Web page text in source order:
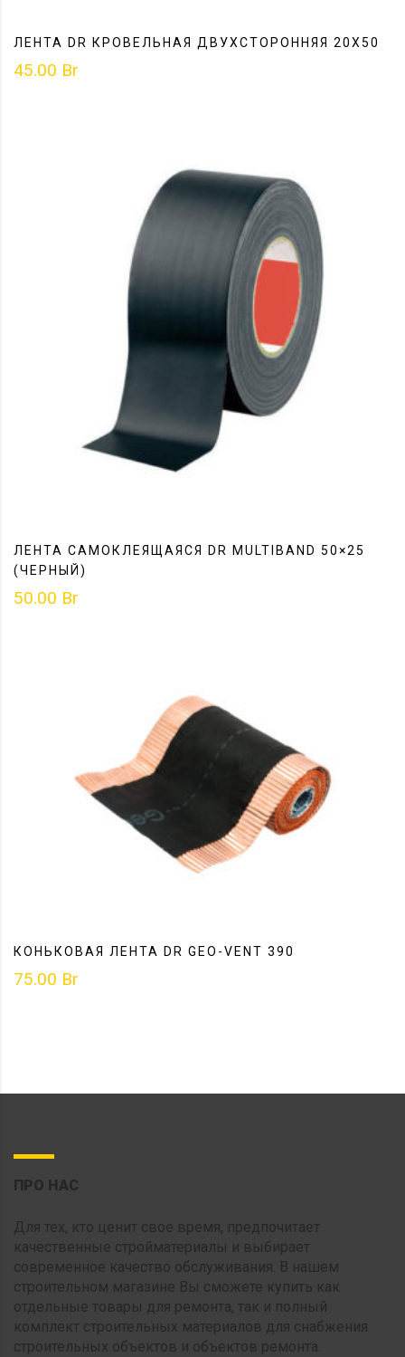
ЛЕНТА DR КРОВЕЛЬНАЯ ДВУХСТОРОННЯЯ 20Х50
45.00 Br
ЛЕНТА САМОКЛЕЯЩАЯСЯ DR MULTIBAND 50×25
(ЧЕРНЫЙ)
50.00 Br
КОНЬКОВАЯ ЛЕНТА DR GEO-VENT 390
75.00 Br
ПРО НАС
Для тех, кто ценит свое время, предпочитает
качественные стройматериалы и выбирает
современное качество обслуживания. В нашем
строительном магазине Вы сможете купить как
отдельные товары для ремонта, так и полный
комплект строительных материалов для снабжения
строительных объектов и объектов ремонта.